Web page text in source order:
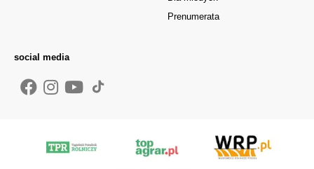
Prenumerata
social media